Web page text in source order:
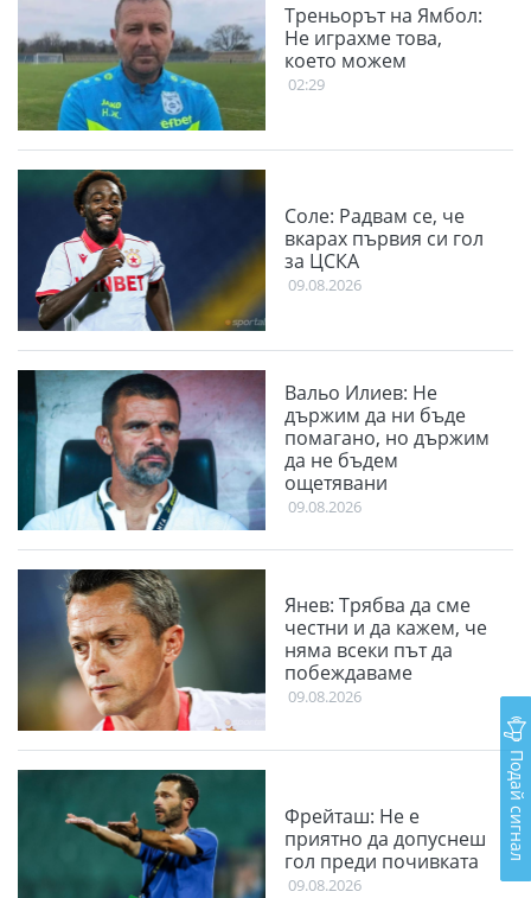
Треньорът на Ямбол:
Не играхме това,
което можем
02:29
Соле: Радвам се, че
вкарах първия си гол
за ЦСКА
09.08.2026
Вальо Илиев: Не
държим да ни бъде
помагано, но държим
да не бъдем
ощетявани
09.08.2026
Янев: Трябва да сме
честни и да кажем, че
няма всеки път да
побеждаваме
09.08.2026
Фрейташ: Не е
приятно да допуснеш
гол преди почивката
09.08.2026
Подай сигнал